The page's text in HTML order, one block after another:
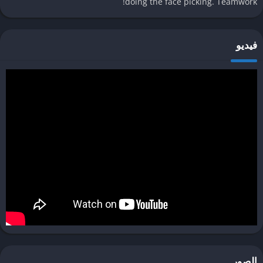
يعتبر تطبيق Reface من التطبيقات الرائدة في مجال تحويل الصور إلى
سواء كان يعمل بنظام أندرويد أو iOS، اتبع الخطوات التالية:
تحميل تطبيق Reface على أجهزة أندرويد:
أما بالنسبة لأجهزة iOS، فإن عملية تحميل تطبيق Reface تتم من خلال
متجر App Store. افتح متجر App Store على جهازك واستخدم شريط
فيديو